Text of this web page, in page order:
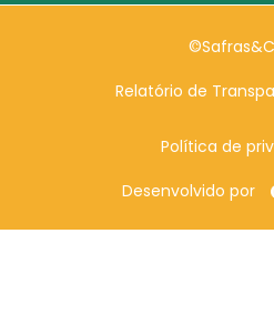
Relatório de
Política de
Desenvolvido por